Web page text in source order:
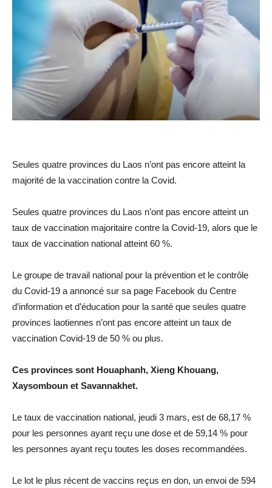
Seules quatre provinces du Laos n’ont pas encore atteint la
majorité de la vaccination contre la Covid.
Seules quatre provinces du Laos n’ont pas encore atteint un
taux de vaccination majoritaire contre la Covid-19, alors que le
taux de vaccination national atteint 60 %.
Le groupe de travail national pour la prévention et le contrôle
du Covid-19 a annoncé sur sa page Facebook du Centre
d’information et d’éducation pour la santé que seules quatre
provinces laotiennes n’ont pas encore atteint un taux de
vaccination Covid-19 de 50 % ou plus.
Ces provinces sont Houaphanh, Xieng Khouang,
Xaysomboun et Savannakhet.
Le taux de vaccination national, jeudi 3 mars, est de 68,17 %
pour les personnes ayant reçu une dose et de 59,14 % pour
les personnes ayant reçu toutes les doses recommandées.
Le lot le plus récent de vaccins reçus en don, un envoi de 594